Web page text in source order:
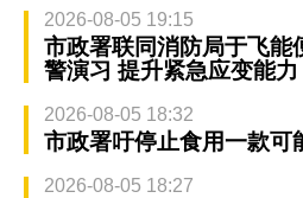
2026-08-05 19:15
市政署联同消防局于飞能
警演习 提升紧急应变能力
2026-08-05 18:32
市政署吁停止食用一款可
2026-08-05 18:27